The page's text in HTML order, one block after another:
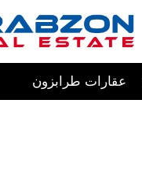
عقارات طرابزون